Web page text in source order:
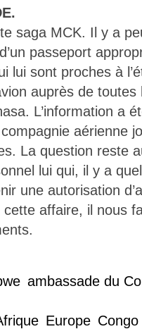
saga MCK. Il y a
passeport
lui sont proches à
auprès de
L’information a
aérienne
La question reste
lui qui, il y a
une autorisation
affaire, il nous
ambassade du
Europe Congo